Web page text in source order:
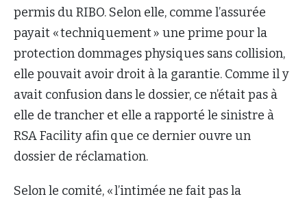
permis du RIBO. Selon elle, comme l’assurée
payait « techniquement » une prime pour la
protection dommages physiques sans collision,
elle pouvait avoir droit à la garantie. Comme il y
avait confusion dans le dossier, ce n’était pas à
elle de trancher et elle a rapporté le sinistre à
RSA Facility afin que ce dernier ouvre un
dossier de réclamation.
Selon le comité, « l’intimée ne fait pas la